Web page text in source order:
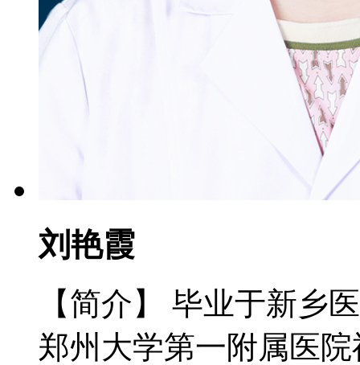
刘艳霞
【简介】 毕业于新乡
郑州大学第一附属医